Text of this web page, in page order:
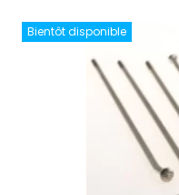
Bientôt disponible